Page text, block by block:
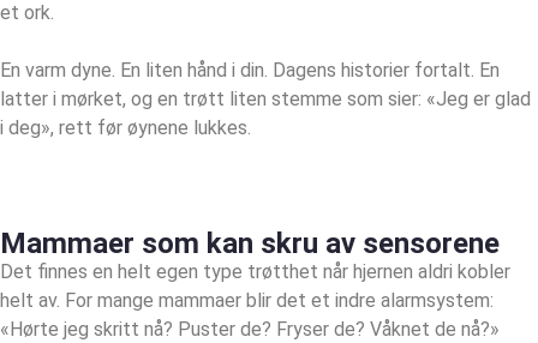
et ork.
En varm dyne. En liten hånd i din. Dagens historier fortalt. En
latter i mørket, og en trøtt liten stemme som sier: «Jeg er glad
i deg», rett før øynene lukkes.
Mammaer som kan skru av sensorene
Det finnes en helt egen type trøtthet når hjernen aldri kobler
helt av. For mange mammaer blir det et indre alarmsystem:
«Hørte jeg skritt nå? Puster de? Fryser de? Våknet de nå?»